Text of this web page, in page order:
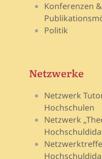
Konferenzen &
Politik
Netzwerke
Netzwerk
Hochschulen
Netzwerk